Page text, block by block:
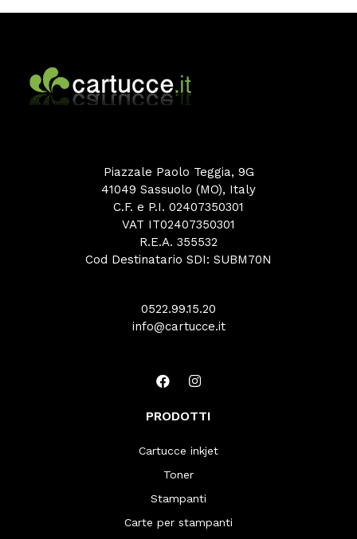
Piazzale Paolo Teggia, 9G
41049 Sassuolo (MO), Italy
C.F. e P.I. 02407350301
VAT IT02407350301
R.E.A. 355532
Cod Destinatario SDI: SUBM70N
0522.99.15.20
info@cartucce.it
PRODOTTI
Cartucce inkjet
Toner
Stampanti
Carte per stampanti